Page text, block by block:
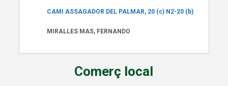
CAMI ASSAGADOR DEL PALMAR, 20 (c) N2-20 (b)
MIRALLES MAS, FERNANDO
Comerç local